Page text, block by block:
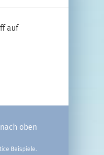
auf
nach oben
Beispiele.